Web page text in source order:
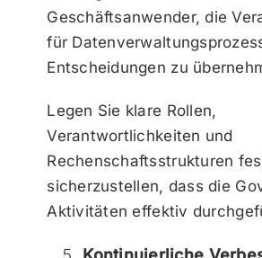
Geschäftsanwender, die
für
Entscheidungen zu
Legen Sie klare Rollen,
Verantwortlichkeiten und
Rechenschaftsstrukturen
sicherzustellen, dass die
Aktivitäten effektiv